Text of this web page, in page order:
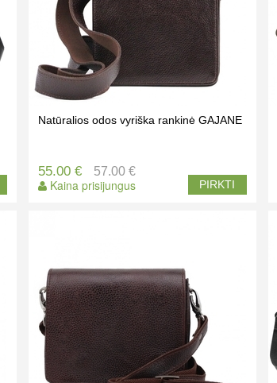
Natūralios odos vyriška rankinė GAJANE
55.00 €
Kaina prisijungus
57.00 €
PIRKTI